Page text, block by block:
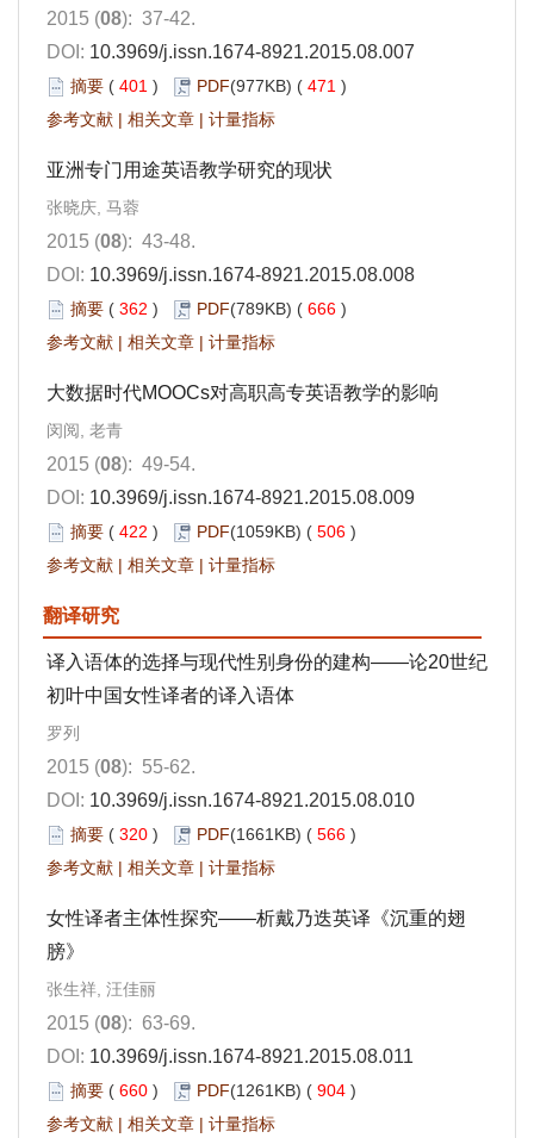
2015 (08): 37-42.
DOI: 10.3969/j.issn.1674-8921.2015.08.007
摘要 ( 401 ) PDF(977KB) ( 471 )
参考文献 | 相关文章 | 计量指标
亚洲专门用途英语教学研究的现状
张晓庆, 马蓉
2015 (08): 43-48.
DOI: 10.3969/j.issn.1674-8921.2015.08.008
摘要 ( 362 ) PDF(789KB) ( 666 )
参考文献 | 相关文章 | 计量指标
大数据时代MOOCs对高职高专英语教学的影响
闵阅, 老青
2015 (08): 49-54.
DOI: 10.3969/j.issn.1674-8921.2015.08.009
摘要 ( 422 ) PDF(1059KB) ( 506 )
参考文献 | 相关文章 | 计量指标
翻译研究
译入语体的选择与现代性别身份的建构——论20世纪
初叶中国女性译者的译入语体
罗列
2015 (08): 55-62.
DOI: 10.3969/j.issn.1674-8921.2015.08.010
摘要 ( 320 ) PDF(1661KB) ( 566 )
参考文献 | 相关文章 | 计量指标
女性译者主体性探究——析戴乃迭英译《沉重的翅
膀》
张生祥, 汪佳丽
2015 (08): 63-69.
DOI: 10.3969/j.issn.1674-8921.2015.08.011
摘要 ( 660 ) PDF(1261KB) ( 904 )
参考文献 | 相关文章 | 计量指标